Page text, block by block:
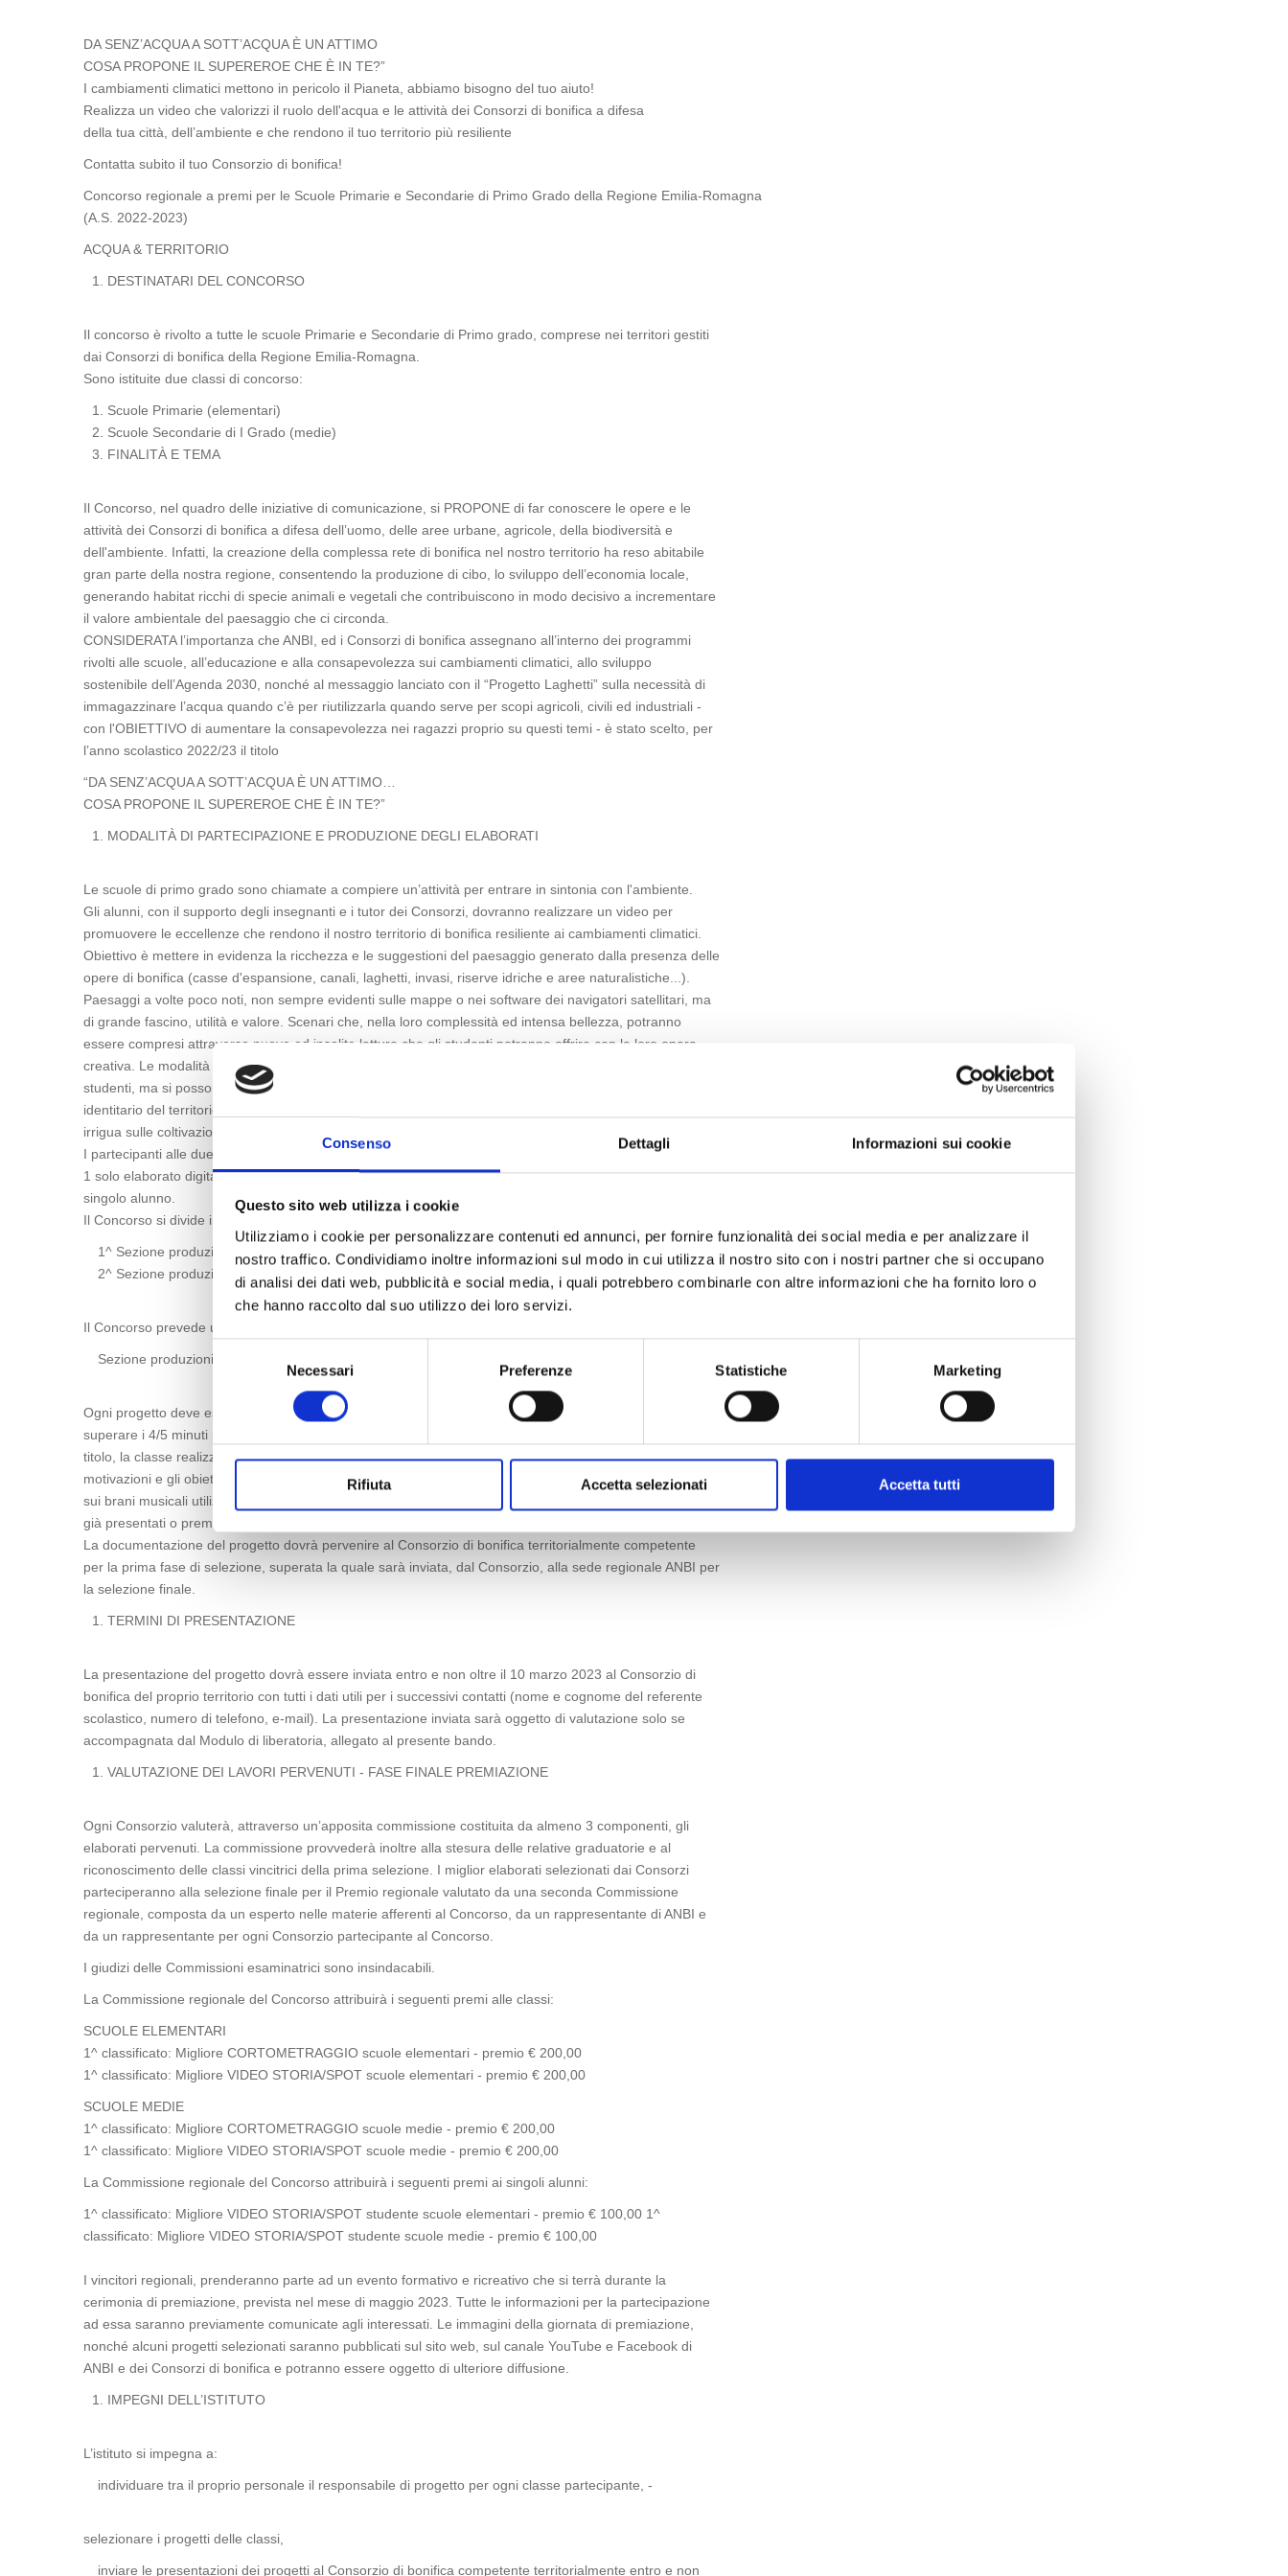
Consenso Dettagli Informazioni sui cookie
Questo sito web utilizza i cookie
Utilizziamo i cookie per personalizzare contenuti ed annunci, per fornire funzionalità dei social media e per analizzare il
nostro traffico. Condividiamo inoltre informazioni sul modo in cui utilizza il nostro sito con i nostri partner che si occupano
di analisi dei dati web, pubblicità e social media, i quali potrebbero combinarle con altre informazioni che ha fornito loro o
che hanno raccolto dal suo utilizzo dei loro servizi.
Necessari Preferenze Statistiche Marketing
Rifiuta Accetta selezionati Accetta tutti
DA SENZ’ACQUA A SOTT’ACQUA È UN ATTIMO
COSA PROPONE IL SUPEREROE CHE È IN TE?”
I cambiamenti climatici mettono in pericolo il Pianeta, abbiamo bisogno del tuo aiuto!
Realizza un video che valorizzi il ruolo dell'acqua e le attività dei Consorzi di bonifica a difesa
della tua città, dell’ambiente e che rendono il tuo territorio più resiliente
Contatta subito il tuo Consorzio di bonifica!
Concorso regionale a premi per le Scuole Primarie e Secondarie di Primo Grado della Regione Emilia-Romagna
(A.S. 2022-2023)
ACQUA & TERRITORIO
DESTINATARI DEL CONCORSO
Il concorso è rivolto a tutte le scuole Primarie e Secondarie di Primo grado, comprese nei territori gestiti
dai Consorzi di bonifica della Regione Emilia-Romagna.
Sono istituite due classi di concorso:
Scuole Primarie (elementari)
Scuole Secondarie di I Grado (medie)
FINALITÀ E TEMA
Il Concorso, nel quadro delle iniziative di comunicazione, si PROPONE di far conoscere le opere e le
attività dei Consorzi di bonifica a difesa dell’uomo, delle aree urbane, agricole, della biodiversità e
dell'ambiente. Infatti, la creazione della complessa rete di bonifica nel nostro territorio ha reso abitabile
gran parte della nostra regione, consentendo la produzione di cibo, lo sviluppo dell’economia locale,
generando habitat ricchi di specie animali e vegetali che contribuiscono in modo decisivo a incrementare
il valore ambientale del paesaggio che ci circonda.
CONSIDERATA l’importanza che ANBI, ed i Consorzi di bonifica assegnano all’interno dei programmi
rivolti alle scuole, all’educazione e alla consapevolezza sui cambiamenti climatici, allo sviluppo
sostenibile dell’Agenda 2030, nonché al messaggio lanciato con il “Progetto Laghetti” sulla necessità di
immagazzinare l’acqua quando c’è per riutilizzarla quando serve per scopi agricoli, civili ed industriali -
con l'OBIETTIVO di aumentare la consapevolezza nei ragazzi proprio su questi temi - è stato scelto, per
l’anno scolastico 2022/23 il titolo
“DA SENZ’ACQUA A SOTT’ACQUA È UN ATTIMO…
COSA PROPONE IL SUPEREROE CHE È IN TE?”
MODALITÀ DI PARTECIPAZIONE E PRODUZIONE DEGLI ELABORATI
Le scuole di primo grado sono chiamate a compiere un’attività per entrare in sintonia con l'ambiente.
Gli alunni, con il supporto degli insegnanti e i tutor dei Consorzi, dovranno realizzare un video per
promuovere le eccellenze che rendono il nostro territorio di bonifica resiliente ai cambiamenti climatici.
Obiettivo è mettere in evidenza la ricchezza e le suggestioni del paesaggio generato dalla presenza delle
opere di bonifica (casse d'espansione, canali, laghetti, invasi, riserve idriche e aree naturalistiche...).
Paesaggi a volte poco noti, non sempre evidenti sulle mappe o nei software dei navigatori satellitari, ma
di grande fascino, utilità e valore. Scenari che, nella loro complessità ed intensa bellezza, potranno
essere compresi attraverso nuove ed insolite letture che gli studenti potranno offrire con la loro opera
creativa. Le modalità di illustrazione delle tematiche sono aperte all'interpretazione personale degli
studenti, ma si possono tenere in debita considerazione differenti aspetti che fanno parte del patrimonio
identitario del territorio, ad esempio le opere realizzate di bonifica, l'economia e l'incidenza della pratica
irrigua sulle coltivazioni.
I partecipanti alle due sezioni potranno presentare
1 solo elaborato digitale come opera collettiva, in rappresentanza della classe, o come opera di un
singolo alunno.
Il Concorso si divide in 2 sezioni rivolte alle classi:
1^ Sezione produzioni video Cortometraggi
2^ Sezione produzioni video Storie/Spot
Il Concorso prevede una Sezione per gli alunni che decideranno di partecipare singolarmente:
Sezione produzioni video Storie/Spot
Ogni progetto deve essere presentato attraverso una documentazione di immagini video e non deve
superare i 4/5 minuti per i cortometraggi e 59 secondi per le storie/spot. Dovranno essere indicati il
titolo, la classe realizzatrice dell'opera, il nome e l’indirizzo della scuola, un breve testo che presenti le
motivazioni e gli obiettivi del progetto, il luogo delle riprese, il periodo di realizzazione e le informazioni
sui brani musicali utilizzati (titolo/autore …), liberi da diritti d’autore. Sono ammessi al concorso progetti
già presentati o premiati in altri concorsi ma non alle precedenti edizioni del concorso Acqua e Territorio.
La documentazione del progetto dovrà pervenire al Consorzio di bonifica territorialmente competente
per la prima fase di selezione, superata la quale sarà inviata, dal Consorzio, alla sede regionale ANBI per
la selezione finale.
TERMINI DI PRESENTAZIONE
La presentazione del progetto dovrà essere inviata entro e non oltre il 10 marzo 2023 al Consorzio di
bonifica del proprio territorio con tutti i dati utili per i successivi contatti (nome e cognome del referente
scolastico, numero di telefono, e-mail). La presentazione inviata sarà oggetto di valutazione solo se
accompagnata dal Modulo di liberatoria, allegato al presente bando.
VALUTAZIONE DEI LAVORI PERVENUTI - FASE FINALE PREMIAZIONE
Ogni Consorzio valuterà, attraverso un’apposita commissione costituita da almeno 3 componenti, gli
elaborati pervenuti. La commissione provvederà inoltre alla stesura delle relative graduatorie e al
riconoscimento delle classi vincitrici della prima selezione. I miglior elaborati selezionati dai Consorzi
parteciperanno alla selezione finale per il Premio regionale valutato da una seconda Commissione
regionale, composta da un esperto nelle materie afferenti al Concorso, da un rappresentante di ANBI e
da un rappresentante per ogni Consorzio partecipante al Concorso.
I giudizi delle Commissioni esaminatrici sono insindacabili.
La Commissione regionale del Concorso attribuirà i seguenti premi alle classi:
SCUOLE ELEMENTARI
1^ classificato: Migliore CORTOMETRAGGIO scuole elementari - premio € 200,00
1^ classificato: Migliore VIDEO STORIA/SPOT scuole elementari - premio € 200,00
SCUOLE MEDIE
1^ classificato: Migliore CORTOMETRAGGIO scuole medie - premio € 200,00
1^ classificato: Migliore VIDEO STORIA/SPOT scuole medie - premio € 200,00
La Commissione regionale del Concorso attribuirà i seguenti premi ai singoli alunni:
1^ classificato: Migliore VIDEO STORIA/SPOT studente scuole elementari - premio € 100,00 1^
classificato: Migliore VIDEO STORIA/SPOT studente scuole medie - premio € 100,00
I vincitori regionali, prenderanno parte ad un evento formativo e ricreativo che si terrà durante la
cerimonia di premiazione, prevista nel mese di maggio 2023. Tutte le informazioni per la partecipazione
ad essa saranno previamente comunicate agli interessati. Le immagini della giornata di premiazione,
nonché alcuni progetti selezionati saranno pubblicati sul sito web, sul canale YouTube e Facebook di
ANBI e dei Consorzi di bonifica e potranno essere oggetto di ulteriore diffusione.
IMPEGNI DELL’ISTITUTO
L’istituto si impegna a:
individuare tra il proprio personale il responsabile di progetto per ogni classe partecipante, -
selezionare i progetti delle classi,
inviare le presentazioni dei progetti al Consorzio di bonifica competente territorialmente entro e non